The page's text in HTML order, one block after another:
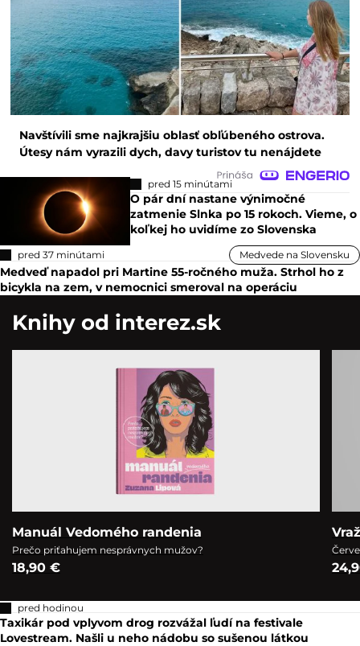
Navštívili sme najkrajšiu oblasť obľúbeného ostrova.
Útesy nám vyrazili dych, davy turistov tu nenájdete
pred 15 minútami
O pár dní nastane výnimočné
zatmenie Slnka po 15 rokoch. Vieme, o
koľkej ho uvidíme zo Slovenska
pred 37 minútami Medvede na Slovensku
Medveď napadol pri Martine 55-ročného muža. Strhol ho z
bicykla na zem, v nemocnici smeroval na operáciu
Knihy od interez.sk
Manuál Vedomého randenia
Prečo priťahujem nesprávnych mužov?
18,90 €
pred hodinou
Taxikár pod vplyvom drog rozvážal ľudí na festivale
Lovestream. Našli u neho nádobu so sušenou látkou